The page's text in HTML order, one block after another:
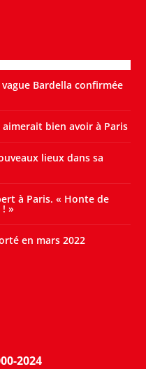
Bardella confirmée
aimerait bien avoir à Paris
lieux dans sa
à Paris. « Honte de
»
en mars 2022
2024